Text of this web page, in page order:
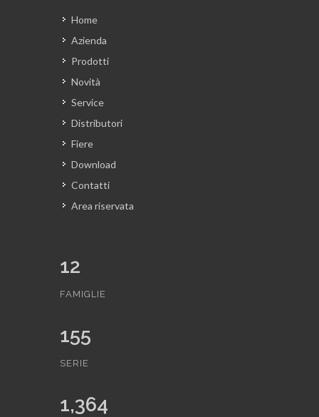
Home
Azienda
Prodotti
Novità
Service
Distributori
Fiere
Download
Contatti
Area riservata
12
FAMIGLIE
155
SERIE
1,364